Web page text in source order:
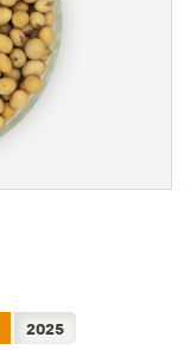
2025